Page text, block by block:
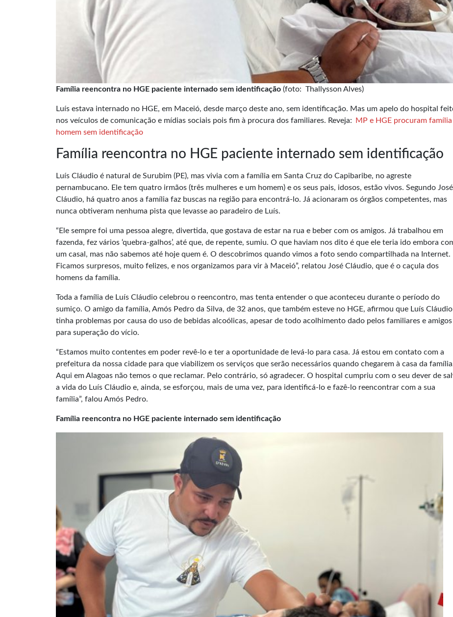
Família reencontra no HGE paciente internado sem identificação (foto: Thallysson Alves)
Luís estava internado no HGE, em Maceió, desde março deste ano, sem identificação. Mas um apelo do hospital
nos veículos de comunicação e mídias sociais pois fim à procura dos familiares. Reveja:
MP e HGE procuram
homem sem identificação
Família reencontra no HGE paciente internado sem identificação
Luís Cláudio é natural de Surubim (PE), mas vivia com a família em Santa Cruz do Capibaribe, no agreste
pernambucano. Ele tem quatro irmãos (três mulheres e um homem) e os seus pais, idosos, estão vivos. Segundo José
Cláudio, há quatro anos a família faz buscas na região para encontrá-lo. Já acionaram os órgãos competentes, mas
nunca obtiveram nenhuma pista que levasse ao paradeiro de Luís.
“Ele sempre foi uma pessoa alegre, divertida, que gostava de estar na rua e beber com os amigos. Já trabalhou em
fazenda, fez vários ‘quebra-galhos’, até que, de repente, sumiu. O que haviam nos dito é que ele teria ido embora
um casal, mas não sabemos até hoje quem é. O descobrimos quando vimos a foto sendo compartilhada na Internet.
Ficamos surpresos, muito felizes, e nos organizamos para vir à Maceió”, relatou José Cláudio, que é o caçula dos
homens da família.
Toda a família de Luís Cláudio celebrou o reencontro, mas tenta entender o que aconteceu durante o período do
sumiço. O amigo da família, Amós Pedro da Silva, de 32 anos, que também esteve no HGE, afirmou que Luís Cláudio
tinha problemas por causa do uso de bebidas alcoólicas, apesar de todo acolhimento dado pelos familiares e amigos
para superação do vício.
“Estamos muito contentes em poder revê-lo e ter a oportunidade de levá-lo para casa. Já estou em contato com a
prefeitura da nossa cidade para que viabilizem os serviços que serão necessários quando chegarem à casa da
Aqui em Alagoas não temos o que reclamar. Pelo contrário, só agradecer. O hospital cumpriu com o seu dever de
a vida do Luís Cláudio e, ainda, se esforçou, mais de uma vez, para identificá-lo e fazê-lo reencontrar com a sua
família”, falou Amós Pedro.
Família reencontra no HGE paciente internado sem identificação